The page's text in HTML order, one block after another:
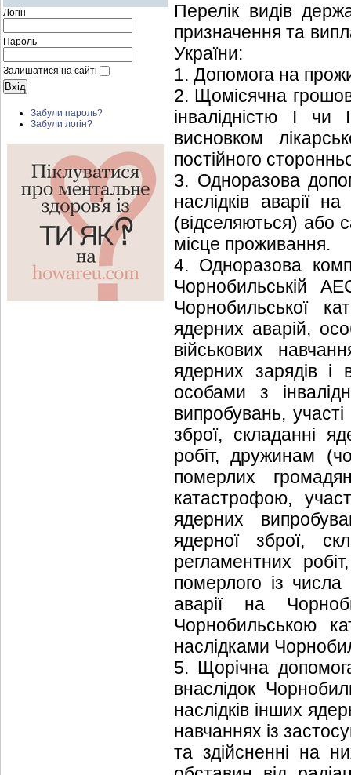
Логін
Пароль
Залишатися на сайті
Забули пароль?
Забули логін?
Перелік видів
призначення та
України:
1. Допомога на
2. Щомісячна
інвалідністю І
висновком
постійного
3. Одноразова
наслідків аварії
(відселяються) або
місце проживання.
4. Одноразова
Чорнобильській
Чорнобильської
ядерних аварій,
військових
ядерних зарядів і
особами з
випробувань,
зброї, складанні
робіт, дружинам
померлих
катастрофою,
ядерних
ядерної зброї,
регламентних
померлого із числа
аварії на
Чорнобильською
наслідками
5. Щорічна
внаслідок
наслідків інших
навчаннях із
та здійсненні на